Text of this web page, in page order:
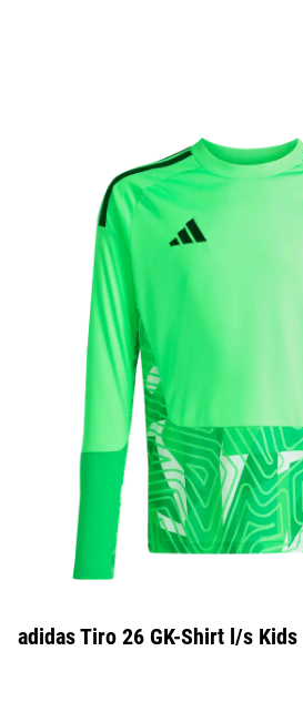
adidas Tiro 26 GK-Shirt l/s Kids